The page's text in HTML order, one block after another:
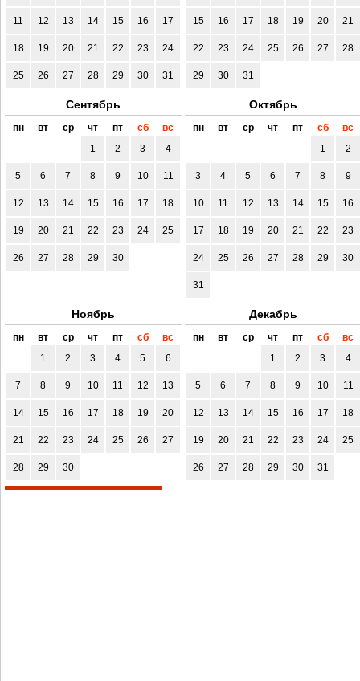
11 12 13 14 15 16 17
18 19 20 21 22 23 24
25 26 27 28 29 30 31
15 16 17 18 19 20 21
22 23 24 25 26 27 28
29 30 31
Сентябрь
пн вт ср чт пт сб
вс
1
2 3 4
5 6 7 8 9 10 11
12 13 14 15 16 17 18
19 20 21 22 23 24 25
26 27 28 29 30
Октябрь
пн вт ср чт пт сб
вс
1
2
3 4 5 6 7 8 9
10 11 12 13 14 15 16
17 18 19 20 21 22 23
24 25 26 27 28 29 30
31
Ноябрь
пн вт ср чт пт сб
вс
1
2 3 4 5 6
7 8 9 10 11 12 13
14 15 16 17 18 19 20
21 22 23 24 25 26 27
28 29 30
Декабрь
пн вт ср чт пт сб
вс
1
2 3 4
5 6 7 8 9 10 11
12 13 14 15 16 17 18
19 20 21 22 23 24 25
26 27 28 29 30 31